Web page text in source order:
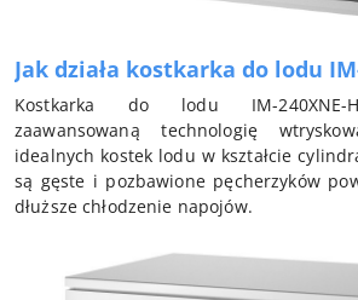
Jak działa kostkarka do lodu
Kostkarka do lodu IM-240XNE-
zaawansowaną technologię
idealnych kostek lodu w kształcie
są gęste i pozbawione pęcherzyków
dłuższe chłodzenie napojów.